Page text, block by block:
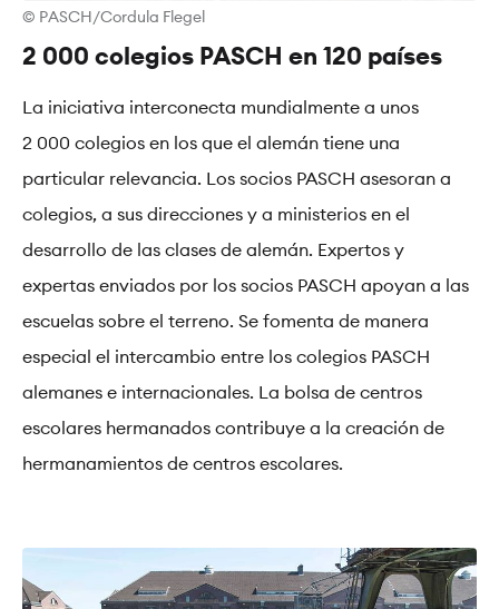
© PASCH/Cordula Flegel
2 000 colegios PASCH en 120 países
La iniciativa interconecta mundialmente a unos
2 000 colegios en los que el alemán tiene una
particular relevancia. Los socios PASCH asesoran a
colegios, a sus direcciones y a ministerios en el
desarrollo de las clases de alemán. Expertos y
expertas enviados por los socios PASCH apoyan a las
escuelas sobre el terreno. Se fomenta de manera
especial el intercambio entre los colegios PASCH
alemanes e internacionales. La bolsa de centros
escolares hermanados contribuye a la creación de
hermanamientos de centros escolares.